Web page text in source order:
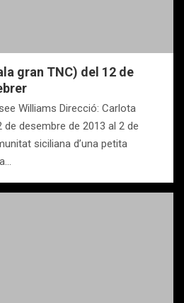
gran TNC) del 12 de
Williams Direcció: Carlota
de desembre de 2013 al 2 de
siciliana d’una petita